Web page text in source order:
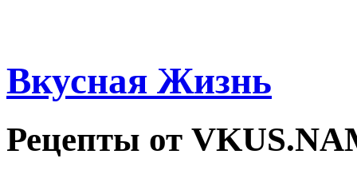
Вкусная Жизнь
Рецепты от